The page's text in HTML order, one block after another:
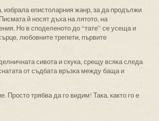
избрала епистоларния жанр, за да продължи
й носят дъха на лятото, на
Но в споделеното до “тате” се усеща и
любовните трепети, първите
сивота и скука, срещу всяка следа
от съдбата връзка между баща и
Просто трябва да го видим! Така, както го е